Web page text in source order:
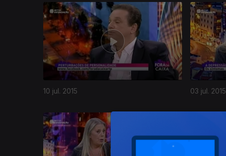
10 jul. 2015 03 jul. 2015
196012